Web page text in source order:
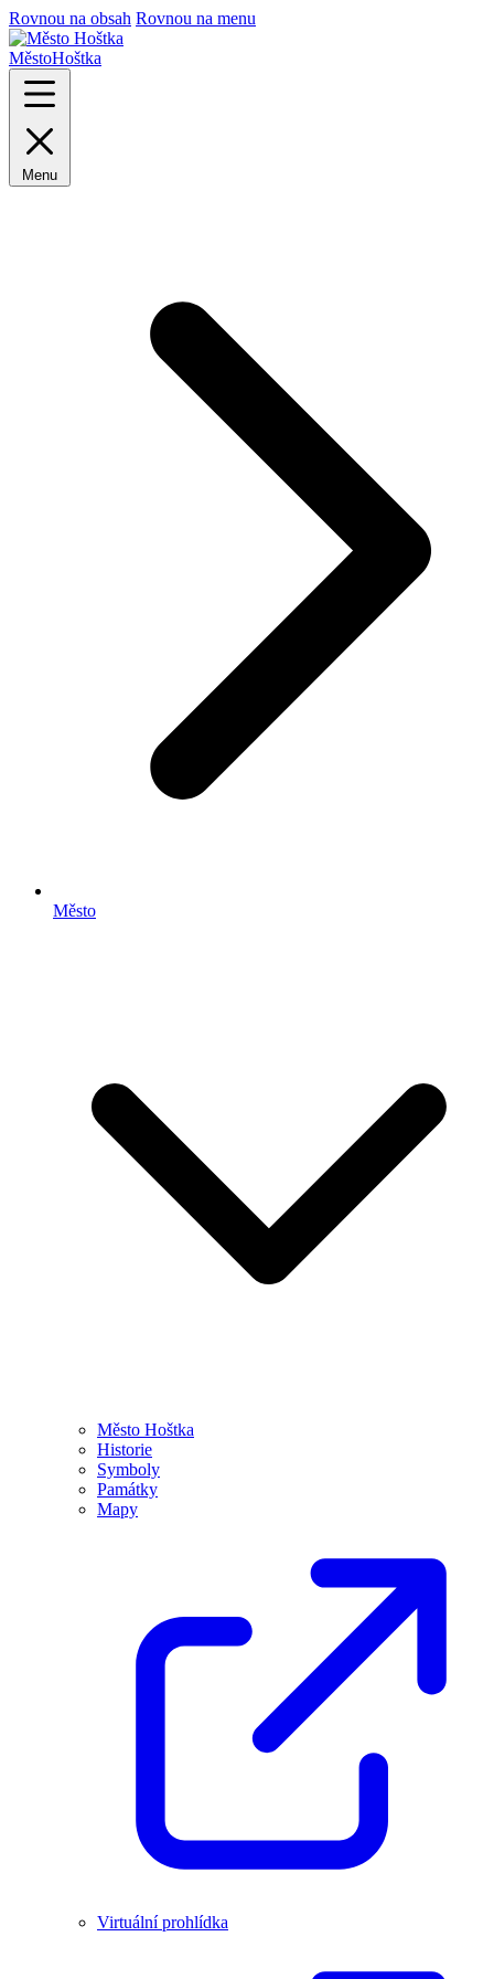
Rovnou na obsah Rovnou na menu
MěstoHoštka
Menu
Město
Město Hoštka
Historie
Symboly
Památky
Mapy
Virtuální prohlídka